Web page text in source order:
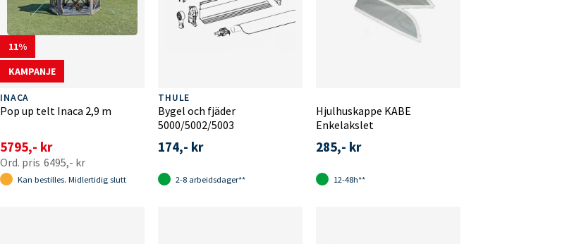
11
KAMPANJE
INACA
Pop up telt Inaca 2,9 m
5795,- kr
6495,- kr
Kan bestilles. Midlertidig slutt
THULE
Bygel och fjäder
5000/5002/5003
174,- kr
2-8 arbeidsdager**
Hjulhuskappe KABE
Enkelakslet
285,- kr
12-48h**